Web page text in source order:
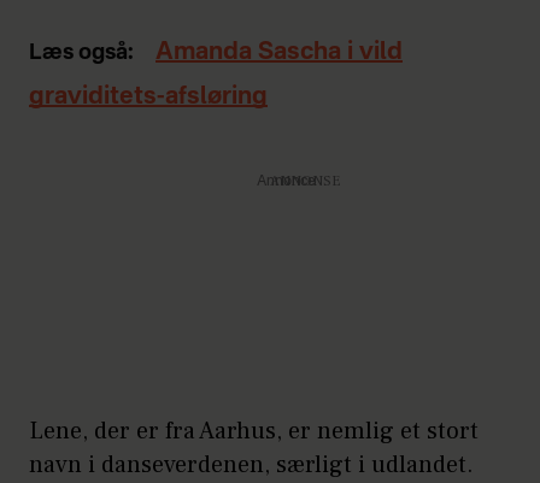
Læs også:
Amanda Sascha i vild
graviditets-afsløring
Annonce
Lene, der er fra Aarhus, er nemlig et stort
navn i danseverdenen, særligt i udlandet.